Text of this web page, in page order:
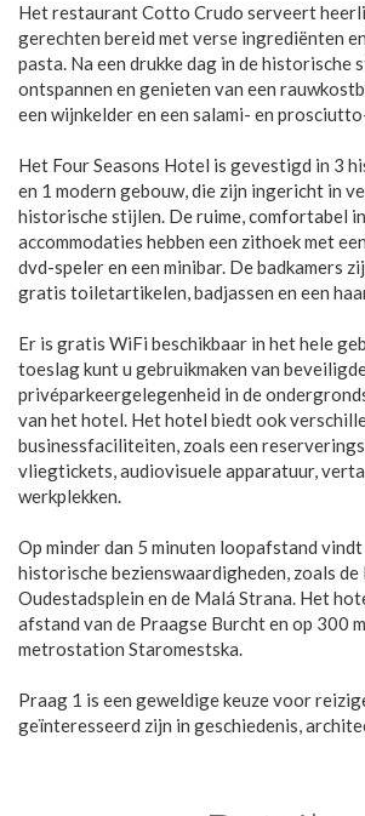
Het restaurant Cotto Crudo serveert
gerechten bereid met verse ingrediënten
pasta. Na een drukke dag in de historische
ontspannen en genieten van een
een wijnkelder en een salami- en
Het Four Seasons Hotel is gevestigd in 3
en 1 modern gebouw, die zijn ingericht in
historische stijlen. De ruime, comfortabel
accommodaties hebben een zithoek met
dvd-speler en een minibar. De badkamers
gratis toiletartikelen, badjassen en een
Er is gratis WiFi beschikbaar in het hele
toeslag kunt u gebruikmaken van
privéparkeergelegenheid in de
van het hotel. Het hotel biedt ook
businessfaciliteiten, zoals een
vliegtickets, audiovisuele apparatuur,
werkplekken.
Op minder dan 5 minuten loopafstand
historische bezienswaardigheden, zoals
Oudestadsplein en de Malá Strana. Het
afstand van de Praagse Burcht en op 300
metrostation Staromestska.
Praag 1 is een geweldige keuze voor
geïnteresseerd zijn in geschiedenis,